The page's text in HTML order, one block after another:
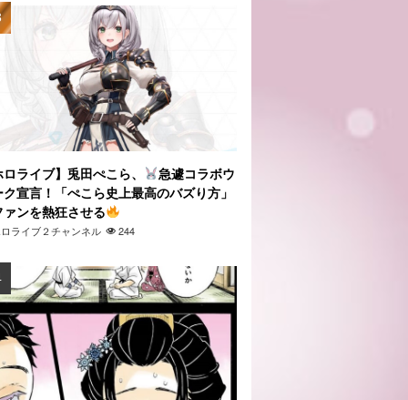
ライブ】兎田ぺこら、
急遽コラボウ
宣言！「ぺこら史上最高のバズり方」
ァンを熱狂させる
ライブ２チャンネル 244